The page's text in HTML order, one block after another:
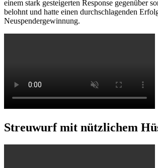
einem stark gesteigerten Response gegenüber
belohnt und hatte einen durchschlagenden
Neuspendergewinnung.
Streuwurf mit nützlichem